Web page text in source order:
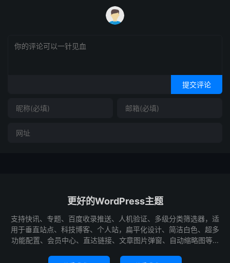
提交评论
更好的WordPress主题
支持快讯、专题、百度收录推送、人机验证、多级分类筛选器，适
用于垂直站点、科技博客、个人站，扁平化设计、简洁白色、超多
功能配置、会员中心、直达链接、文章图片弹窗、自动缩略图等...